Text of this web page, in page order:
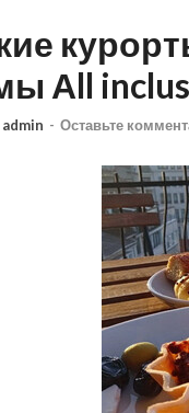
Аll
admin - Оставьте